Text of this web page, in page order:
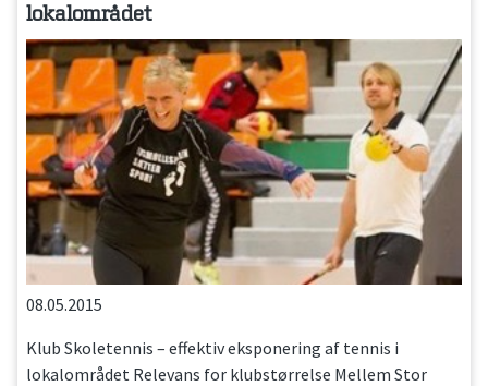
lokalområdet
08.05.2015
Klub Skoletennis – effektiv eksponering af tennis i
lokalområdet Relevans for klubstørrelse Mellem Stor